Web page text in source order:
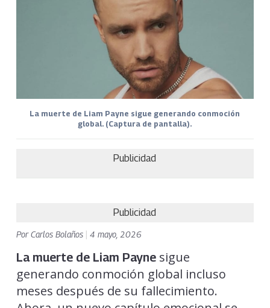
La muerte de Liam Payne sigue generando conmoción
global. (Captura de pantalla).
Publicidad
Publicidad
PorCarlos Bolaños 4 mayo, 2026
La muerte de Liam Paynesigue
generando conmoción global incluso
meses después de su fallecimiento.